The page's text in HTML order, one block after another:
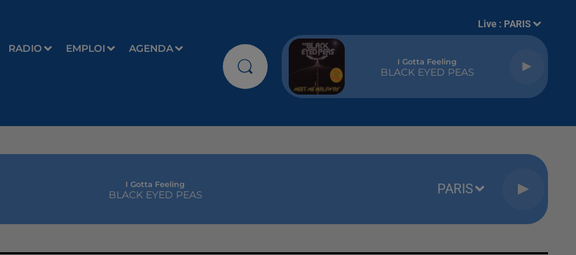
RADIO EMPLOI AGENDA
Live : PARIS
I Gotta Feeling
BLACK EYED PEAS
I Gotta Feeling
BLACK EYED PEAS PARIS